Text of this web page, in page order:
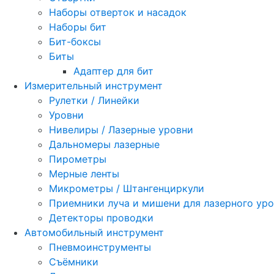
Наборы отверток и насадок
Наборы бит
Бит-боксы
Биты
Адаптер для бит
Измерительный инструмент
Рулетки / Линейки
Уровни
Нивелиры / Лазерные уровни
Дальномеры лазерные
Пирометры
Мерные ленты
Микрометры / Штангенциркули
Приемники луча и мишени для лазерного
Детекторы проводки
Автомобильный инструмент
Пневмоинструменты
Съёмники